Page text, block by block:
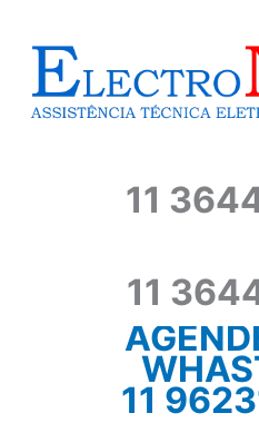
conteúdo
11
11
11